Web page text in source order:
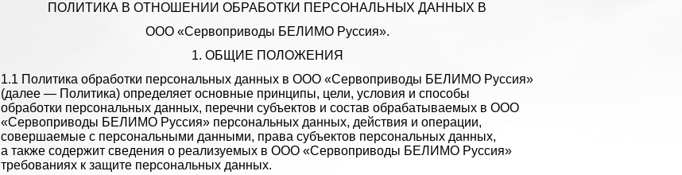
ПОЛИТИКА В ОТНОШЕНИИ ОБРАБОТКИ ПЕРСОНАЛЬНЫХ ДАННЫХ В
ООО «Сервоприводы БЕЛИМО Руссия».
1. ОБЩИЕ ПОЛОЖЕНИЯ
1.1 Политика обработки персональных данных в ООО «Сервоприводы БЕЛИМО Руссия»
(далее — Политика) определяет основные принципы, цели, условия и способы
обработки персональных данных, перечни субъектов и состав обрабатываемых в ООО
«Сервоприводы БЕЛИМО Руссия» персональных данных, действия и операции,
совершаемые с персональными данными, права субъектов персональных данных,
а также содержит сведения о реализуемых в ООО «Сервоприводы БЕЛИМО Руссия»
требованиях к защите персональных данных.